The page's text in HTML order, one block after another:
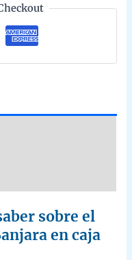
sobre el
en caja